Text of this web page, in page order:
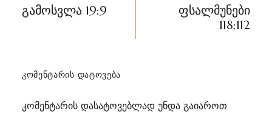
ნავიგაცია
გამოსვლა 19:9
ფსალმუნები
118:112
ᲙᲝᲛᲔᲜᲢᲐᲠᲘᲡ ᲓᲐᲢᲝᲕᲔᲑᲐ
კომენტარის დასატოვებლად უნდა გაიაროთ